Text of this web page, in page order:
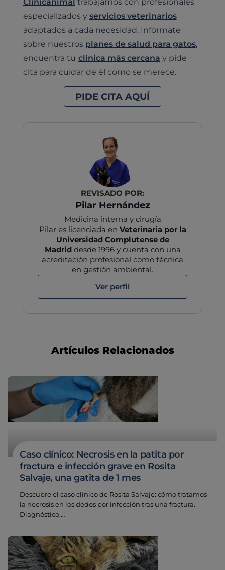
especializados y servicios veterinarios
adaptados a cada necesidad. Infórmate
sobre nuestros planes de salud para gatos,
encuentra tu clínica más cercana y pide
cita para cuidar de él como se merece.
PIDE CITA AQUÍ
REVISADO POR:
Pilar Hernández
Medicina interna y cirugía
Pilar es licenciada en Veterinaria por la
Universidad Complutense de
Madrid desde 1996 y cuenta con una
acreditación profesional como técnica
en gestión ambiental.
Ver perfil
Artículos Relacionados
Caso clínico: Necrosis en la patita por
fractura e infección grave en Rosita
Salvaje, una gatita de 1 mes
Descubre el caso clínico de Rosita Salvaje: cómo tratamos
la necrosis en los dedos por infección tras una fractura.
Diagnóstico,…